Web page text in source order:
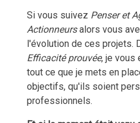
Si vous suivez Penser et
Actionneursalors vous
l'évolution de ces projets.
Efficacité prouvée, je vous
tout ce que je mets en
objectifs, qu'ils soient
professionnels.